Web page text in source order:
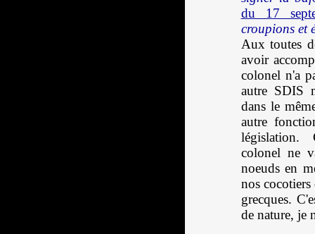
du 17
croupions et
Aux toutes
avoir
colonel n'a
autre SDIS
dans le
autre
législation.
colonel ne
noeuds en
nos cocotiers
grecques.
de nature, je